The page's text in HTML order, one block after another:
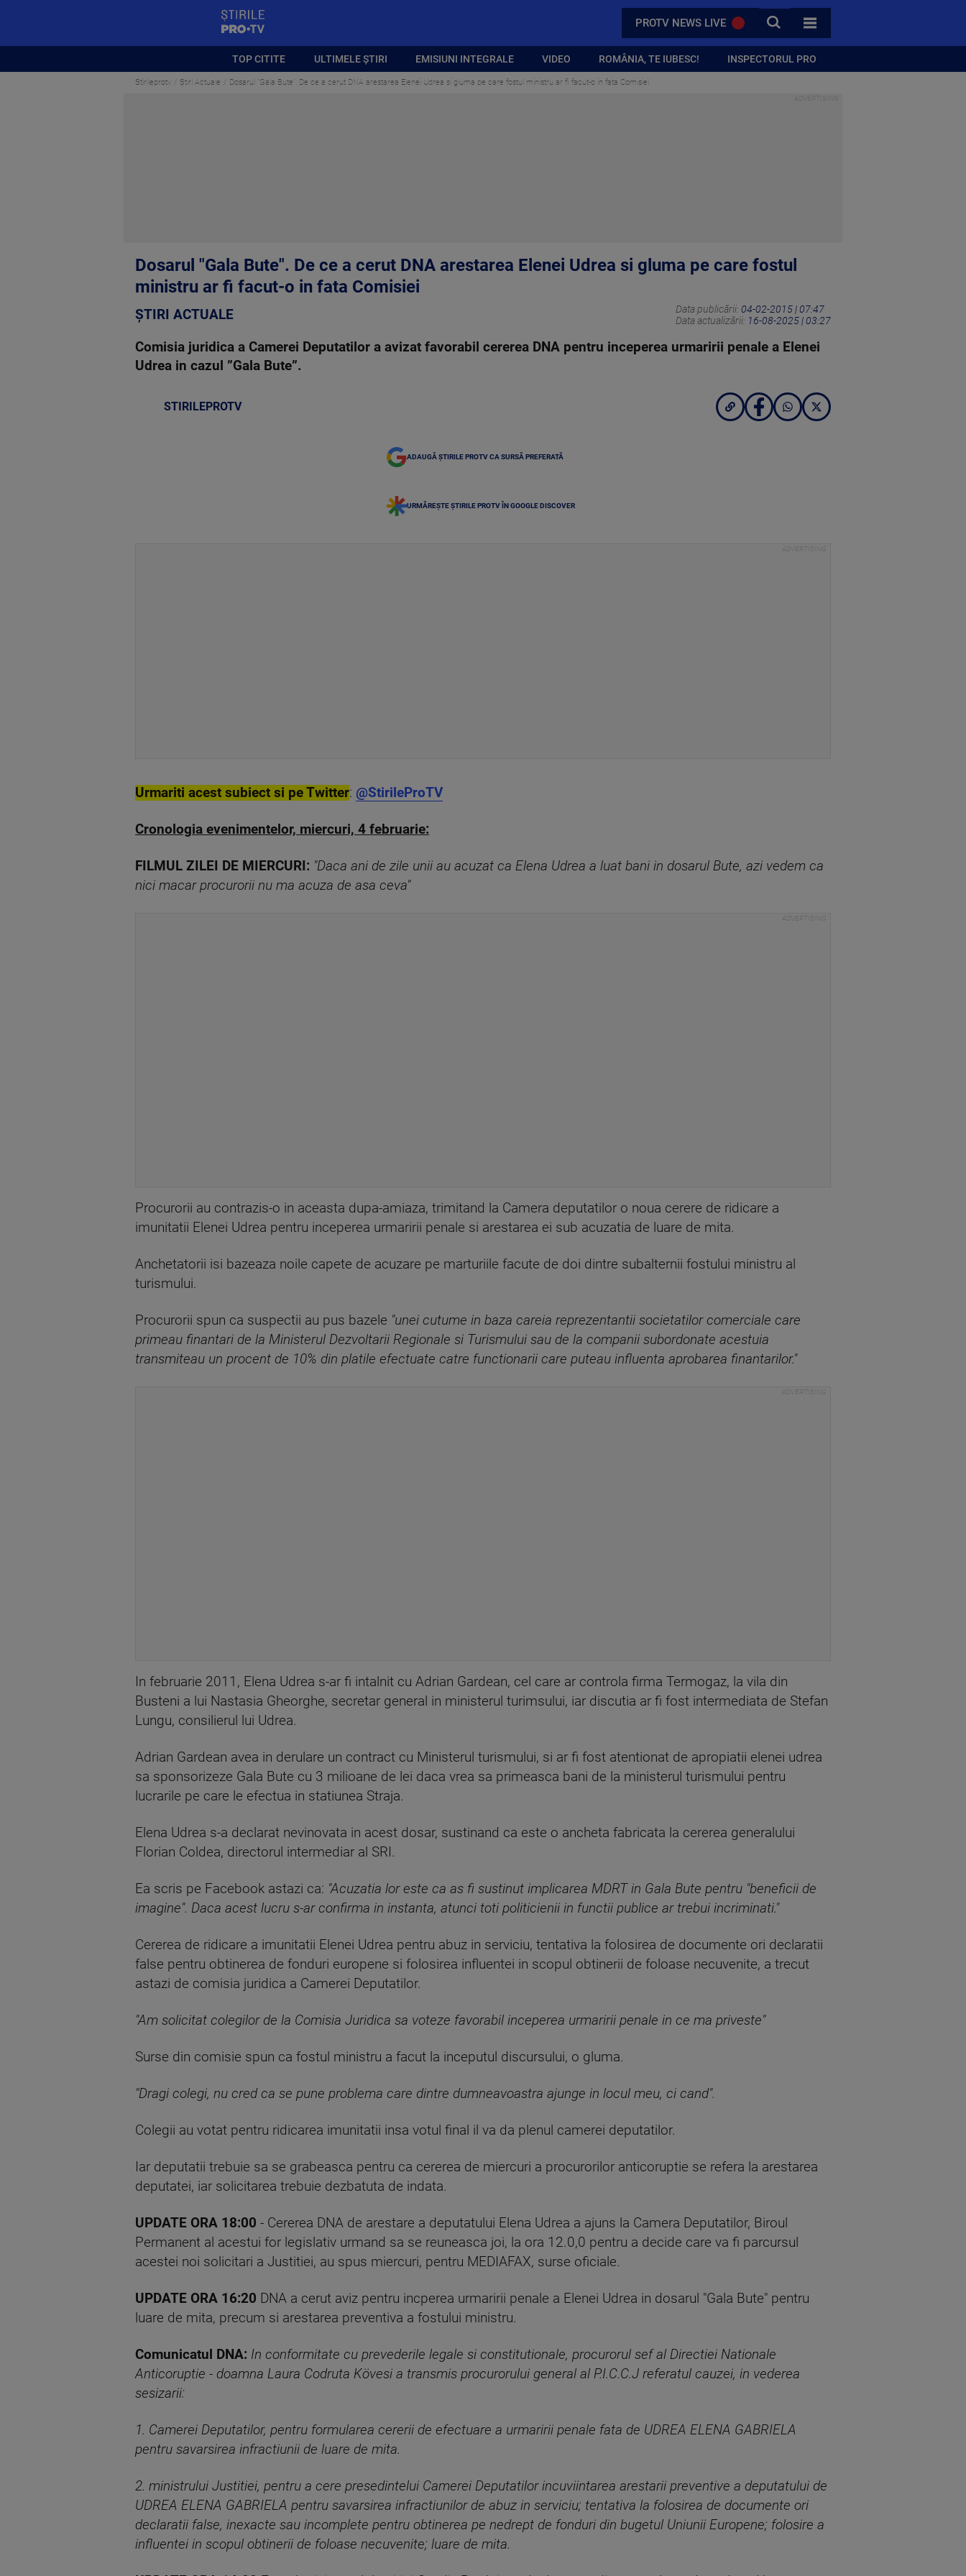
PROTV NEWS LIVE CAUTA
TOATE CATEGORIILE
TOP CITITE ULTIMELE ȘTIRI EMISIUNI INTEGRALE VIDEO ROMÂNIA, TE IUBESC! INSPECTORUL PRO
Stirileprotv Știri Actuale Dosarul "Gala Bute". De ce a cerut DNA arestarea Elenei Udrea si gluma pe care fostul ministru ar fi facut-o in fata Comisiei
Dosarul "Gala Bute". De ce a cerut DNA arestarea Elenei Udrea si gluma pe care fostul
ministru ar fi facut-o in fata Comisiei
ȘTIRI ACTUALE Data publicării: 04-02-2015 | 07:47
Data actualizării: 16-08-2025 | 03:27
Comisia juridica a Camerei Deputatilor a avizat favorabil cererea DNA pentru inceperea urmaririi penale a Elenei
Udrea in cazul ”Gala Bute”.
STIRILEPROTV
ADAUGĂ ȘTIRILE PROTV CA SURSĂ PREFERATĂ
URMĂREȘTE ȘTIRILE PROTV ÎN GOOGLE DISCOVER
Urmariti acest subiect si pe Twitter: @StirileProTV
Cronologia evenimentelor, miercuri, 4 februarie:
FILMUL ZILEI DE MIERCURI: "Daca ani de zile unii au acuzat ca Elena Udrea a luat bani in dosarul Bute, azi vedem ca
nici macar procurorii nu ma acuza de asa ceva"
Procurorii au contrazis-o in aceasta dupa-amiaza, trimitand la Camera deputatilor o noua cerere de ridicare a
imunitatii Elenei Udrea pentru inceperea urmaririi penale si arestarea ei sub acuzatia de luare de mita.
Anchetatorii isi bazeaza noile capete de acuzare pe marturiile facute de doi dintre subalternii fostului ministru al
turismului.
Procurorii spun ca suspectii au pus bazele "unei cutume in baza careia reprezentantii societatilor comerciale care
primeau finantari de la Ministerul Dezvoltarii Regionale si Turismului sau de la companii subordonate acestuia
transmiteau un procent de 10% din platile efectuate catre functionarii care puteau influenta aprobarea finantarilor."
In februarie 2011, Elena Udrea s-ar fi intalnit cu Adrian Gardean, cel care ar controla firma Termogaz, la vila din
Busteni a lui Nastasia Gheorghe, secretar general in ministerul turimsului, iar discutia ar fi fost intermediata de Stefan
Lungu, consilierul lui Udrea.
Adrian Gardean avea in derulare un contract cu Ministerul turismului, si ar fi fost atentionat de apropiatii elenei udrea
sa sponsorizeze Gala Bute cu 3 milioane de lei daca vrea sa primeasca bani de la ministerul turismului pentru
lucrarile pe care le efectua in statiunea Straja.
Elena Udrea s-a declarat nevinovata in acest dosar, sustinand ca este o ancheta fabricata la cererea generalului
Florian Coldea, directorul intermediar al SRI.
Ea scris pe Facebook astazi ca: "Acuzatia lor este ca as fi sustinut implicarea MDRT in Gala Bute pentru "beneficii de
imagine". Daca acest lucru s-ar confirma in instanta, atunci toti politicienii in functii publice ar trebui incriminati."
Cererea de ridicare a imunitatii Elenei Udrea pentru abuz in serviciu, tentativa la folosirea de documente ori declaratii
false pentru obtinerea de fonduri europene si folosirea influentei in scopul obtinerii de foloase necuvenite, a trecut
astazi de comisia juridica a Camerei Deputatilor.
"Am solicitat colegilor de la Comisia Juridica sa voteze favorabil inceperea urmaririi penale in ce ma priveste"
Surse din comisie spun ca fostul ministru a facut la inceputul discursului, o gluma.
"Dragi colegi, nu cred ca se pune problema care dintre dumneavoastra ajunge in locul meu, ci cand".
Colegii au votat pentru ridicarea imunitatii insa votul final il va da plenul camerei deputatilor.
Iar deputatii trebuie sa se grabeasca pentru ca cererea de miercuri a procurorilor anticoruptie se refera la arestarea
deputatei, iar solicitarea trebuie dezbatuta de indata.
UPDATE ORA 18:00 - Cererea DNA de arestare a deputatului Elena Udrea a ajuns la Camera Deputatilor, Biroul
Permanent al acestui for legislativ urmand sa se reuneasca joi, la ora 12.0,0 pentru a decide care va fi parcursul
acestei noi solicitari a Justitiei, au spus miercuri, pentru MEDIAFAX, surse oficiale.
UPDATE ORA 16:20 DNA a cerut aviz pentru incperea urmaririi penale a Elenei Udrea in dosarul "Gala Bute" pentru
luare de mita, precum si arestarea preventiva a fostului ministru.
Comunicatul DNA: In conformitate cu prevederile legale si constitutionale, procurorul sef al Directiei Nationale
Anticoruptie - doamna Laura Codruta Kövesi a transmis procurorului general al P.I.C.C.J referatul cauzei, in vederea
sesizarii:
1. Camerei Deputatilor, pentru formularea cererii de efectuare a urmaririi penale fata de UDREA ELENA GABRIELA
pentru savarsirea infractiunii de luare de mita.
2. ministrului Justitiei, pentru a cere presedintelui Camerei Deputatilor incuviintarea arestarii preventive a deputatului de
UDREA ELENA GABRIELA pentru savarsirea infractiunilor de abuz in serviciu; tentativa la folosirea de documente ori
declaratii false, inexacte sau incomplete pentru obtinerea pe nedrept de fonduri din bugetul Uniunii Europene; folosire a
influentei in scopul obtinerii de foloase necuvenite; luare de mita.